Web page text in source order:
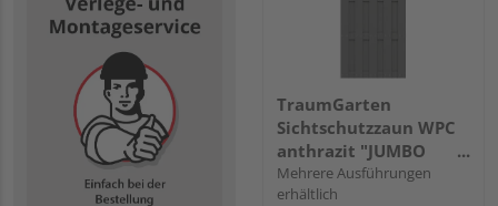
TraumGarten
Sichtschutzzaun WPC
anthrazit "JUMBO
WPC"
Mehrere Ausführungen
erhältlich